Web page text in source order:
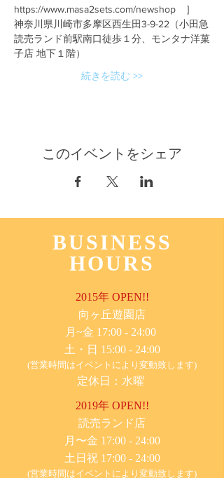
https://www.masa2sets.com/newshop　］
神奈川県川崎市多摩区西生田3-9-22（小田急
読売ランド前駅南口徒歩１分、モンタナ洋菓
子店 地下１階）
続きを読む >>
このイベントをシェア
BUSINESS
HOURS
2015年 OPEN!!
​向ヶ丘遊園店
月~金 17:00 - 24:00
土・日 15:00 - 24:00
(営業時間はイベントにより変動致します)
定休日：水曜
2019年 OPEN!!
​読売ランド店
月〜金 17:00 - 24:00
土日祝 17:00 - 24:00
(営業時間はイベントにより変動致します)